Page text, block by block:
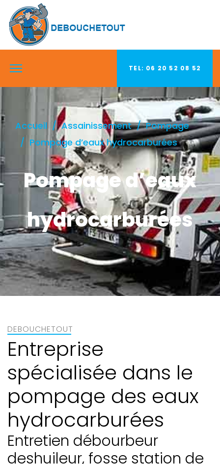
TEL: 06 20 52 08 52
Pompage d’eaux
hydrocarburées
Accueil Assainissement
Pompage
Pompage d’eaux hydrocarburées
DEBOUCHETOUT
Entreprise
spécialisée dans le
pompage des eaux
hydrocarburées
Entretien débourbeur
deshuileur, fosse station de